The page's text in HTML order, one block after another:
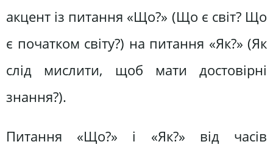
акцент із питання «Що?» (Що є світ? Що
є початком світу?) на питання «Як?» (Як
слід мислити, щоб мати достовірні
знання?).
Питання «Що?» і «Як?» від часів